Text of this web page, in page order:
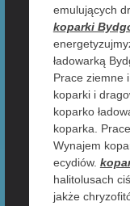
emulujących
koparki
ładowarką
Prace ziemne
koparki i
koparko
koparka.
Wynajem
ecydiów.
halitolusach
jakże